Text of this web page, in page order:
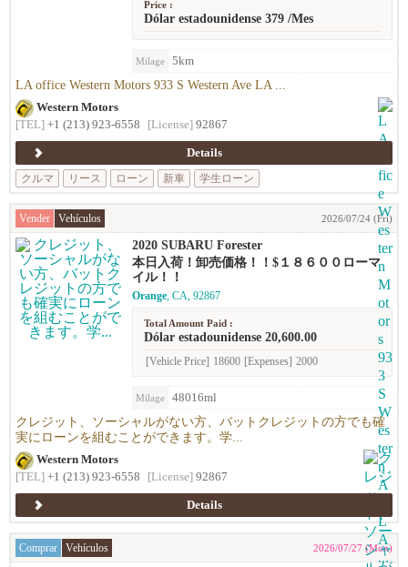
Price :
Dólar estadounidense 379 /Mes
Milage 5km
LA office Western Motors 933 S Western Ave LA ...
Western Motors
[TEL] +1 (213) 923-6558 [License] 92867
Details
クルマ
リース ローン 新車 学生ローン
Vender Vehículos 2026/07/24 (Fri)
2020 SUBARU Forester
本日入荷！卸売価格！！$１８６００ローマ
イル！！
Orange, CA, 92867
Total Amount Paid :
Dólar estadounidense 20,600.00
[Vehicle Price] 18600 [Expenses] 2000
Milage 48016ml
クレジット、ソーシャルがない方、バットクレジットの方でも確
実にローンを組むことができます。学...
Western Motors
[TEL] +1 (213) 923-6558 [License] 92867
Details
Comprar Vehículos 2026/07/27 (Mon)